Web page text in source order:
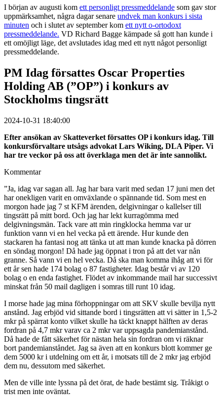
I början av augusti kom ett personligt pressmeddelande som gav stor
uppmärksamhet, några dagar senare undvek man konkurs i sista
minuten och i slutet av september kom ett nytt o-ortodoxt
pressmeddelande. VD Richard Bagge kämpade så gott han kunde i
ett omöjligt läge, det avslutades idag med ett nytt något personligt
pressmeddelande.
PM Idag försattes Oscar Properties
Holding AB (”OP”) i konkurs av
Stockholms tingsrätt
2024-10-31 18:40:00
Efter ansökan av Skatteverket försattes OP i konkurs idag. Till
konkursförvaltare utsågs advokat Lars Wiking, DLA Piper. Vi
har tre veckor på oss att överklaga men det är inte sannolikt.
Kommentar
”Ja, idag var sagan all. Jag har bara varit med sedan 17 juni men det
har onekligen varit en omväxlande o spännande tid. Som mest en
morgon hade jag 7 st KFM ärenden, delgivningar o kallelser till
tingsrätt på mitt bord. Och jag har lekt kurragömma med
delgivningsmän. Tack vare att min ringklocka hemma var ur
funktion vann vi en hel vecka på ett ärende. Hur kunde den
stackaren ha fantasi nog att tänka ut att man kunde knacka på dörren
en söndag morgon! Då hade jag öppnat i tron på att det var nån
granne. Så vann vi en hel vecka. Då ska man komma ihåg att vi för
ett år sen hade 174 bolag o 87 fastigheter. Idag består vi av 120
bolag o en enda fastighet. Flödet av inkommande mail har successivt
minskat från 50 mail dagligen i somras till runt 10 idag.
I morse hade jag mina förhoppningar om att SKV skulle bevilja nytt
anstånd. Jag erbjöd vid sittande bord i tingsrätten att vi sätter in 1,5-2
mkr på spärrat konto vilket skulle ha täckt knappt hälften av deras
fordran på 4,7 mkr varav ca 2 mkr var uppsagda pandemianstånd.
Då hade de fått säkerhet för nästan hela sin fordran om vi räknar
bort pandemianståndet. Jag sa även att en konkurs blott kommer ge
dem 5000 kr i utdelning om ett år, i motsats till de 2 mkr jag erbjöd
dem nu, dessutom med säkerhet.
Men de ville inte lyssna på det örat, de hade bestämt sig. Tråkigt o
trist men inte oväntat.